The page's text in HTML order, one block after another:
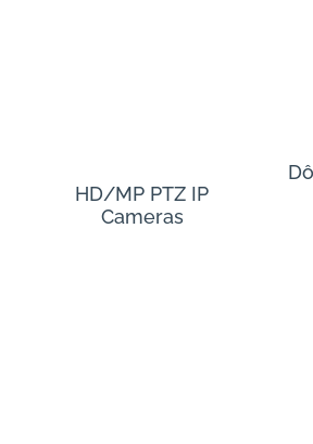
HD/MP PTZ IP
Cameras